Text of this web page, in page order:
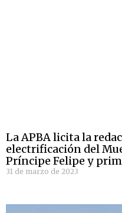
La APBA licita la
electrificación del
Príncipe Felipe y
31 de marzo de 2023